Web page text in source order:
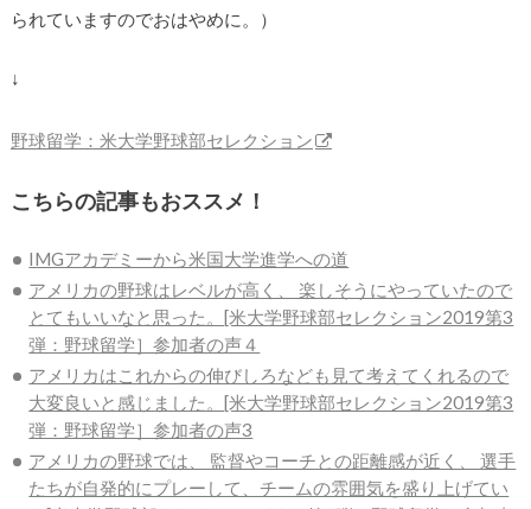
られていますのでおはやめに。）
↓
野球留学：米大学野球部セレクション
こちらの記事もおススメ！
IMGアカデミーから米国大学進学への道
アメリカの野球はレベルが高く、 楽しそうにやっていたので
とてもいいなと思った。[米大学野球部セレクション2019第3
弾：野球留学］参加者の声４
アメリカはこれからの伸びしろなども見て考えてくれるので
大変良いと感じました。[米大学野球部セレクション2019第3
弾：野球留学］参加者の声3
アメリカの野球では、 監督やコーチとの距離感が近く、 選手
たちが自発的にプレーして、チームの雰囲気を盛り上げてい